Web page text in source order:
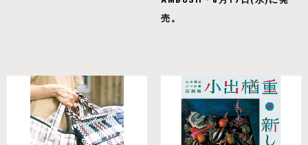
売。